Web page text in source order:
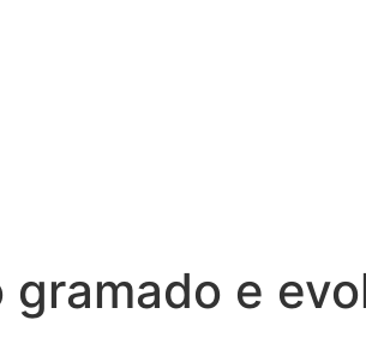
gramado e